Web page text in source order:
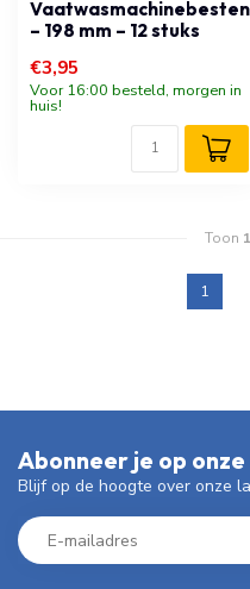
– 198 mm – 12 stuks
€3,95
Voor 16:00 besteld, morgen in
huis!
Toon 1
1
Abonneer je op
Blijf op de hoogte over onze